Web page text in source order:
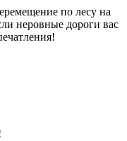
по лесу на
неровные дороги вас